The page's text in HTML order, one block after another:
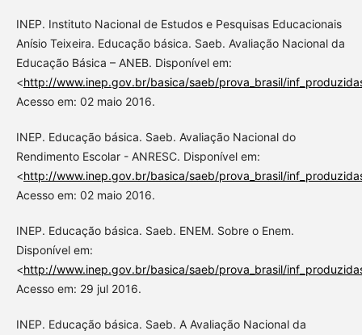
INEP. Instituto Nacional de Estudos e Pesquisas Educacionais
Anísio Teixeira. Educação básica. Saeb. Avaliação Nacional da
Educação Básica – ANEB. Disponível em:
<http://www.inep.gov.br/basica/saeb/prova_brasil/
Acesso em: 02 maio 2016.
INEP. Educação básica. Saeb. Avaliação Nacional do
Rendimento Escolar - ANRESC. Disponível em:
<http://www.inep.gov.br/basica/saeb/prova_brasil/
Acesso em: 02 maio 2016.
INEP. Educação básica. Saeb. ENEM. Sobre o Enem.
Disponível em:
<http://www.inep.gov.br/basica/saeb/prova_brasil/
Acesso em: 29 jul 2016.
INEP. Educação básica. Saeb. A Avaliação Nacional da